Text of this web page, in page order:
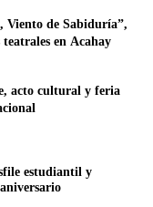
Viento de Sabiduría”,
en Acahay
acto cultural y feria
estudiantil y